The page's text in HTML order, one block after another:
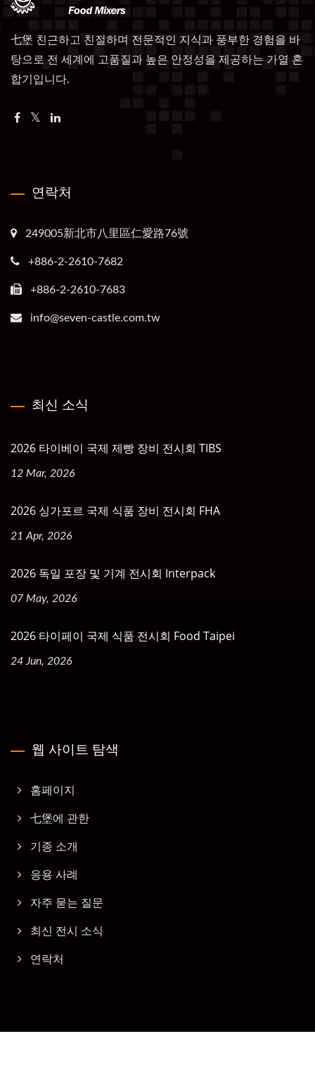
七堡 친근하고 친절하며 전문적인 지식과 풍부한 경험을 바
탕으로 전 세계에 고품질과 높은 안정성을 제공하는 가열 혼
합기입니다.
연락처
249005新北市八里區仁愛路76號
+886-2-2610-7682
+886-2-2610-7683
info@seven-castle.com.tw
최신 소식
2026 타이베이 국제 제빵 장비 전시회 TIBS
12 Mar, 2026
2026 싱가포르 국제 식품 장비 전시회 FHA
21 Apr, 2026
2026 독일 포장 및 기계 전시회 Interpack
07 May, 2026
2026 타이페이 국제 식품 전시회 Food Taipei
24 Jun, 2026
웹 사이트 탐색
홈페이지
七堡에 관한
기종 소개
응용 사례
자주 묻는 질문
최신 전시 소식
연락처